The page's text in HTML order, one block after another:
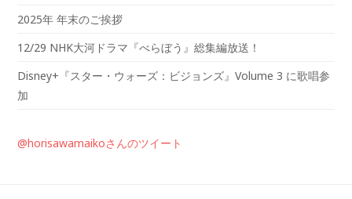
2025年 年末のご挨拶
12/29 NHK大河ドラマ『べらぼう』総集編放送！
Disney+『スター・ウォーズ：ビジョンズ』Volume 3 に歌唱参
加
@horisawamaikoさんのツイート